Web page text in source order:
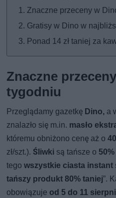
Znaczne przeceny w
Gratisy w Dino w
Ponad 14 zł taniej za
Znaczne
tygodniu
Przeglądamy gazetkę Dino, a
znalazło się m.in. masło
któremu obniżono cenę aż o
zł/szt.). Śliwki są tańsze o 50%
tegowszystkie ciasta instant
tańszy produkt 80% taniej”.
obowiązuje od 5 do 11